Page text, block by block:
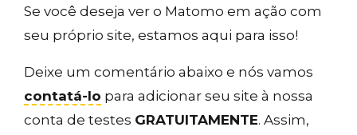
Se você deseja ver o Matomo em ação com
seu próprio site, estamos aqui para isso!
Deixe um comentário abaixo e nós vamos
contatá-lo para adicionar seu site à nossa
conta de testes GRATUITAMENTE. Assim,